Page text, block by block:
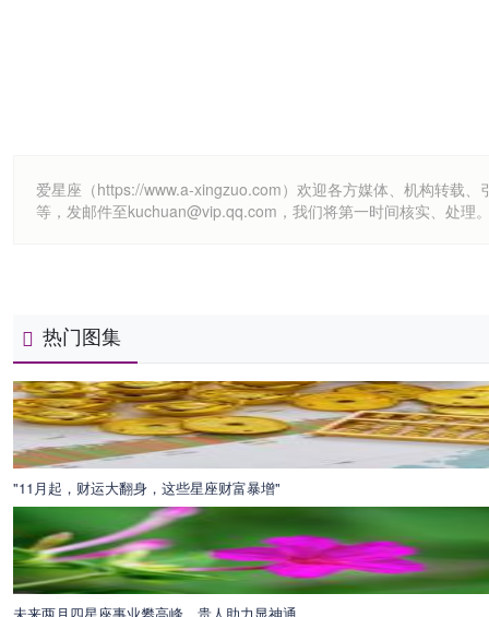
爱星座（https://www.a-xingzuo.com）欢迎各方媒体、机构转载
等，发邮件至kuchuan@vip.qq.com，我们将第一时间核实、处理
热门图集
"11月起，财运大翻身，这些星座财富暴增"